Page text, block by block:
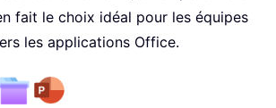
fait le choix idéal pour les équipes
les applications Office.